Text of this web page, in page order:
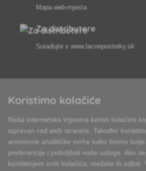
Mapa web-mjesta
Za distributere
Surađujte s www.lacnepostreky.sk
Uvijek ćemo vas profesionalno
Reklamacije obrađujemo u roku od 24
Koristimo kolačiće
Naša internetska trgovina koristi kolačiće
ispravan rad web stranice. Također
anonimne analitičke svrhe kako bismo
preferencije i poboljšali naše usluge. Ako
korištenjem ovih kolačića, možete ih odbiti.